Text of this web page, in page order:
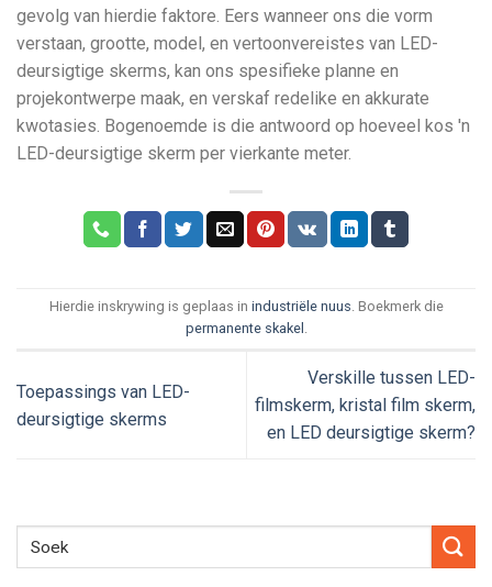
gevolg van hierdie faktore. Eers wanneer ons die vorm
verstaan, grootte, model, en vertoonvereistes van LED-
deursigtige skerms, kan ons spesifieke planne en
projekontwerpe maak, en verskaf redelike en akkurate
kwotasies. Bogenoemde is die antwoord op hoeveel kos 'n
LED-deursigtige skerm per vierkante meter.
Hierdie inskrywing is geplaas in industriële nuus. Boekmerk die
permanente skakel .
Toepassings van LED-
deursigtige skerms
Verskille tussen LED-
filmskerm, kristal film skerm,
en LED deursigtige skerm?